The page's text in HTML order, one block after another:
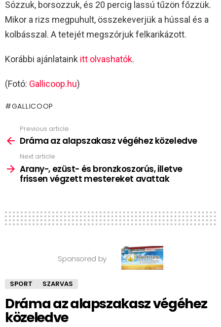
Sózzuk, borsozzuk, és 20 percig lassú tűzön főzzük.
Mikor a rizs megpuhult, összekeverjük a hússal és a
kolbásszal. A tetejét megszórjuk felkarikázott.
Korábbi ajánlataink itt olvashatók.
(Fotó: Gallicoop.hu)
GALLICOOP
more
Previous article
Dráma az alapszakasz végéhez közeledve
Next article
Arany-, ezüst- és bronzkoszorús, illetve
frissen végzett mestereket avattak
Sponsored by
SPORT SZARVAS
Dráma az alapszakasz végéhez
közeledve